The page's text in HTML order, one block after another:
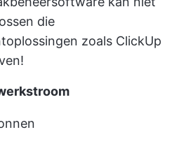
die
zoals ClickUp